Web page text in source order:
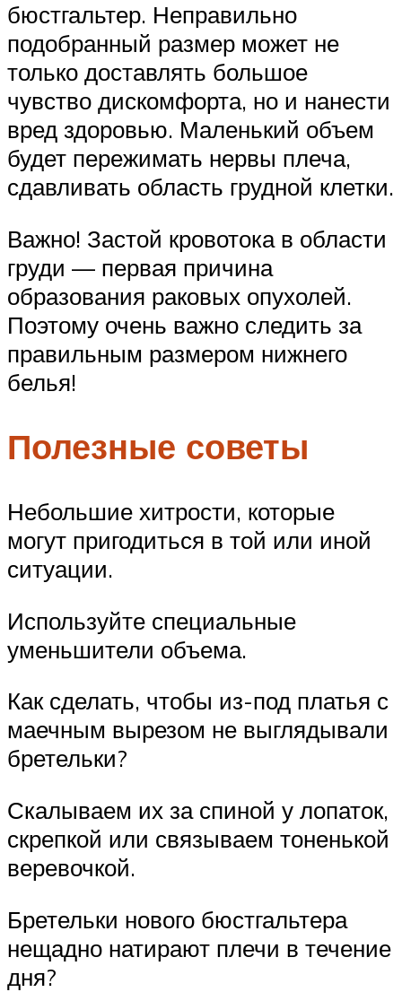
бюстгальтер. Неправильно
подобранный размер может не
только доставлять большое
чувство дискомфорта, но и нанести
вред здоровью. Маленький объем
будет пережимать нервы плеча,
сдавливать область грудной клетки.
Важно! Застой кровотока в области
груди — первая причина
образования раковых опухолей.
Поэтому очень важно следить за
правильным размером нижнего
белья!
Полезные советы
Небольшие хитрости, которые
могут пригодиться в той или иной
ситуации.
Используйте специальные
уменьшители объема.
Как сделать, чтобы из-под платья с
маечным вырезом не выглядывали
бретельки?
Скалываем их за спиной у лопаток,
скрепкой или связываем тоненькой
веревочкой.
Бретельки нового бюстгальтера
нещадно натирают плечи в течение
дня?